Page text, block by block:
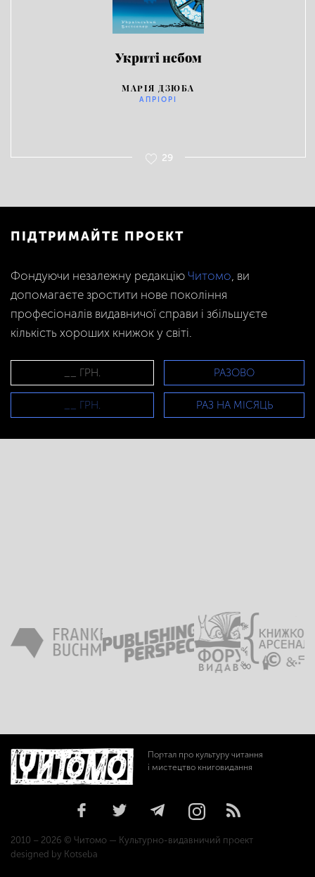
Укриті небом
МАРІЯ ДЗЮБА
АПРІОРІ
29
ПІДТРИМАЙТЕ ПРОЕКТ
Фондуючи незалежну редакцію Читомо, ви
допомагаєте зростити нове покоління
професіоналів видавничої справи і збільшуєте
кількість хороших книжок у світі.
РАЗОВО
РАЗ НА МІСЯЦЬ
Портал про культуру читання
і мистецтво книговидання
2010 – 2026 © Читомо — Культурно-видавничий проект
designed by Kotseba